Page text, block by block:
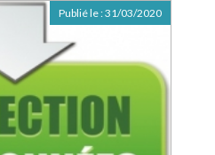
Publié le :31/03/2020